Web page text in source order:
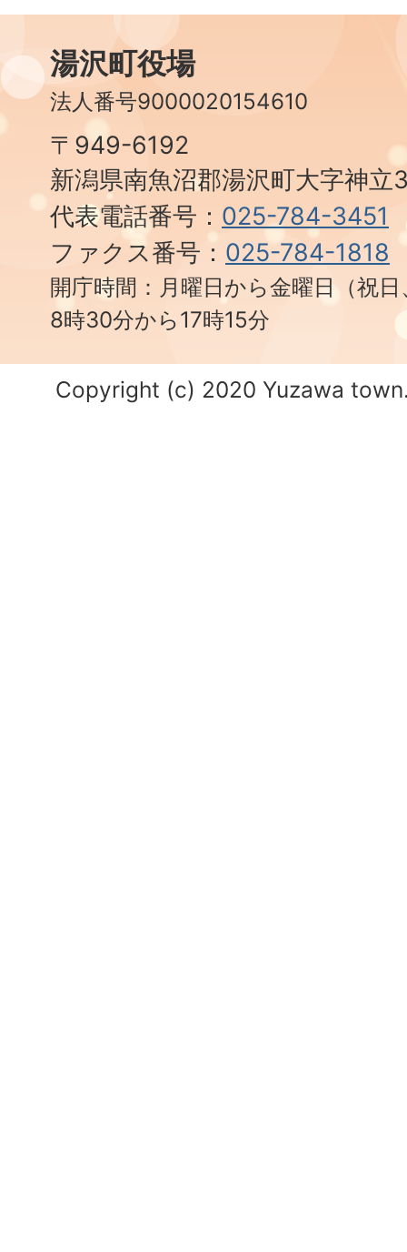
湯沢町役場
法人番号9000020154610
〒949-6192
新潟県南魚沼郡湯沢町大字神立
代表電話番号： 025-784-3451
ファクス番号： 025-784-1818
開庁時間：月曜日から金曜日（祝
8時30分から17時15分
Copyright (c) 2020 Yuzawa